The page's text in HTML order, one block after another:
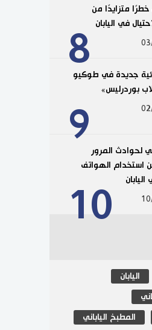
8
متزايدًا من
في اليابان
9
جديدة في طوكيو
بوردرليس»
10
لحوادث المرور
استخدام الهواتف
اليابان
المطبخ الياباني